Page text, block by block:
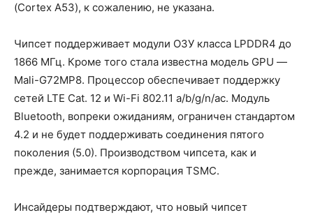
(Cortex A53), к сожалению, не указана.
Чипсет поддерживает модули ОЗУ класса LPDDR4 до
1866 МГц. Кроме того стала известна модель GPU ―
Mali-G72MP8. Процессор обеспечивает поддержку
сетей LTE Cat. 12 и Wi-Fi 802.11 a/b/g/n/ac. Модуль
Bluetooth, вопреки ожиданиям, ограничен стандартом
4.2 и не будет поддерживать соединения пятого
поколения (5.0). Производством чипсета, как и
прежде, занимается корпорация TSMC.
Инсайдеры подтверждают, что новый чипсет